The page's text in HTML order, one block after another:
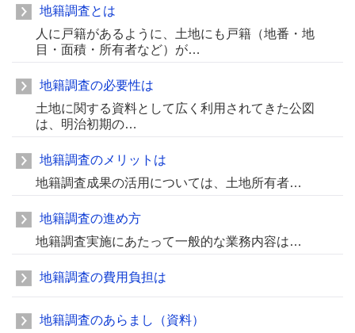
地籍調査とは
人に戸籍があるように、土地にも戸籍（地番・地
目・面積・所有者など）が…
地籍調査の必要性は
土地に関する資料として広く利用されてきた公図
は、明治初期の…
地籍調査のメリットは
地籍調査成果の活用については、土地所有者…
地籍調査の進め方
地籍調査実施にあたって一般的な業務内容は…
地籍調査の費用負担は
地籍調査のあらまし（資料）